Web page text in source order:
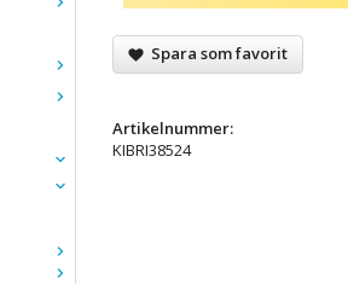
Spara som favorit
Artikelnummer:
KIBRI38524